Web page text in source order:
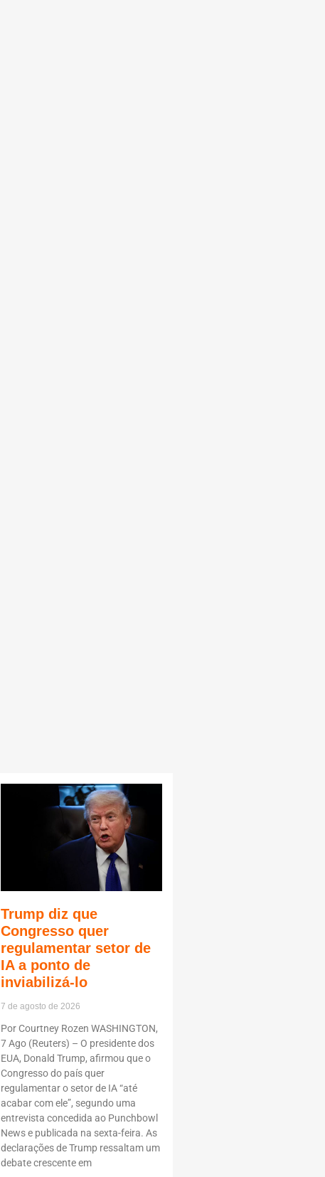
Trump diz que
Congresso quer
regulamentar setor de
IA a ponto de
inviabilizá-lo
7 de agosto de 2026
Por Courtney Rozen WASHINGTON,
7 Ago (Reuters) – O presidente dos
EUA, Donald Trump, afirmou que o
Congresso do país quer
regulamentar o setor de IA “até
acabar com ele”, segundo uma
entrevista concedida ao Punchbowl
News e publicada na sexta-feira. As
declarações de Trump ressaltam um
debate crescente em